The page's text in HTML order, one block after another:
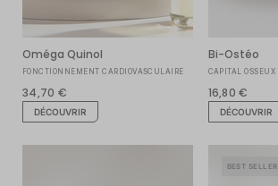
Oméga Quinol
FONCTIONNEMENT CARDIOVASCULAIRE
34,70 €
DÉCOUVRIR
Bi-Ostéo
CAPITAL OSSEUX
16,80 €
DÉCOUVRIR
BEST SELLER